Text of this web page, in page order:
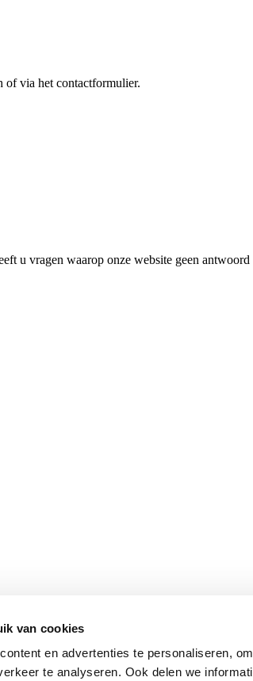
van cookies
en advertenties te personaliseren,
te analyseren. Ook delen we
of via het contactformulier.
u vragen waarop onze website geen
België, Duitsland, Frankrijk, het